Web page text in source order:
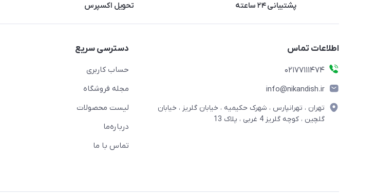
پشتیبانی ۲۴ ساعته تحویل اکسپرس
اطلاعات تماس
02177111474
info@nikandish.ir
تهران ، تهرانپارس ، شهرک حکیمیه ، خیابان گلریز ، خیابان
گلچین ، کوچه گلریز 4 غربی ، پلاک 13
دسترسی سریع
حساب کاربری
مجله فروشگاه
لیست محصولات
درباره‌ما
تماس با ما